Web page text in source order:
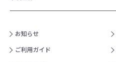
お知らせ
ご利用ガイド